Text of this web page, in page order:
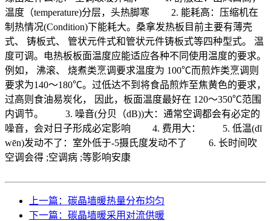
温度（temperature)分层，头热脚寒 2. 能耗高：压缩机在
制热情况(Condition)下能耗大。桑拿发热板目前主要有薄壳
式、 铸板式、 管状元件式和管状元件铸板式等四种型式。 温
度可调。电热板板面温度应能适应各种不同使用温度的要求。
例如， 沸滚、 烧煮类烹调要求温度为 100℃而煎炸类烹调则
要求为140～180℃。过低达不到将食品煎炸至焦黄色的要求，
过高则食油易炭化， 因此，板面温度最好在 120～350℃范围
内调节。 3. 噪音(分贝（dB))大：通常空调都会有必定的
噪音，会对日子形成必定影响 4. 费用大： 5. 低温(dī
wēn)发动不了：室外低于-5摄氏度发动不了 6. 长时间吹
空调会得 ;空调病 ;等影响安康
上一篇：碳晶墙暖热量分布均匀
下一篇：碳晶墙暖采用对流供暖